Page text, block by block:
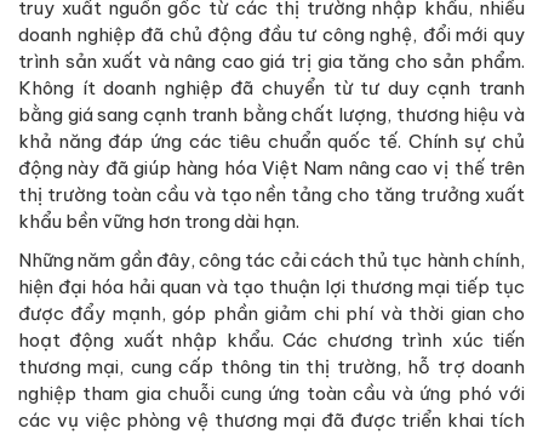
truy xuất nguồn gốc từ các thị trường nhập khẩu, nhiều
doanh nghiệp đã chủ động đầu tư công nghệ, đổi mới quy
trình sản xuất và nâng cao giá trị gia tăng cho sản phẩm.
Không ít doanh nghiệp đã chuyển từ tư duy cạnh tranh
bằng giá sang cạnh tranh bằng chất lượng, thương hiệu và
khả năng đáp ứng các tiêu chuẩn quốc tế. Chính sự chủ
động này đã giúp hàng hóa Việt Nam nâng cao vị thế trên
thị trường toàn cầu và tạo nền tảng cho tăng trưởng xuất
khẩu bền vững hơn trong dài hạn.
Những năm gần đây, công tác cải cách thủ tục hành chính,
hiện đại hóa hải quan và tạo thuận lợi thương mại tiếp tục
được đẩy mạnh, góp phần giảm chi phí và thời gian cho
hoạt động xuất nhập khẩu. Các chương trình xúc tiến
thương mại, cung cấp thông tin thị trường, hỗ trợ doanh
nghiệp tham gia chuỗi cung ứng toàn cầu và ứng phó với
các vụ việc phòng vệ thương mại đã được triển khai tích